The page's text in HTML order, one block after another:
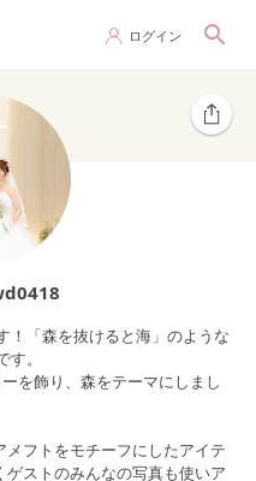
ログイン
！「森を抜けると海」のような
。
を飾り、森をテーマにしまし
フトをモチーフにしたアイテ
ストのみんなの写真も使いア